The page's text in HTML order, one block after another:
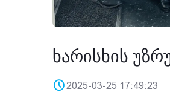
ხარისხის
2025-03-25 17:49:23